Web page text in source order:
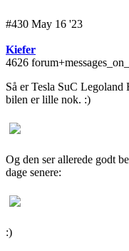
#430 May 16 '23
Kiefer
4626
Så er Tesla SuC
bilen er lille nok. :)
Og den ser allerede godt
dage senere:
:)